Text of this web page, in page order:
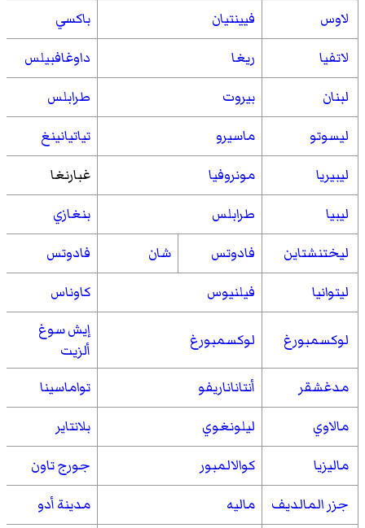
لاوس
فيينتيان
باكسي
لاتفيا
ريغا
داوغافبيلس
لبنان
بيروت
طرابلس
ليسوتو
ماسيرو
تياتيانينغ
ليبيريا
مونروفيا
غبارنغا
ليبيا
طرابلس
بنغازي
ليختنشتاين
فادوتس شان
فادوتس
ليتوانيا
فيلنيوس كاوناس
لوكسمبورغ لوكسمبورغ
إيش سوغ
ألزيت
مدغشقر
أنتاناناريفو
تواماسينا
مالاوي
ليلونغوي
بلانتاير
ماليزيا
كوالالمبور
جورج تاون
جزر المالديف
ماليه
مدينة أدو